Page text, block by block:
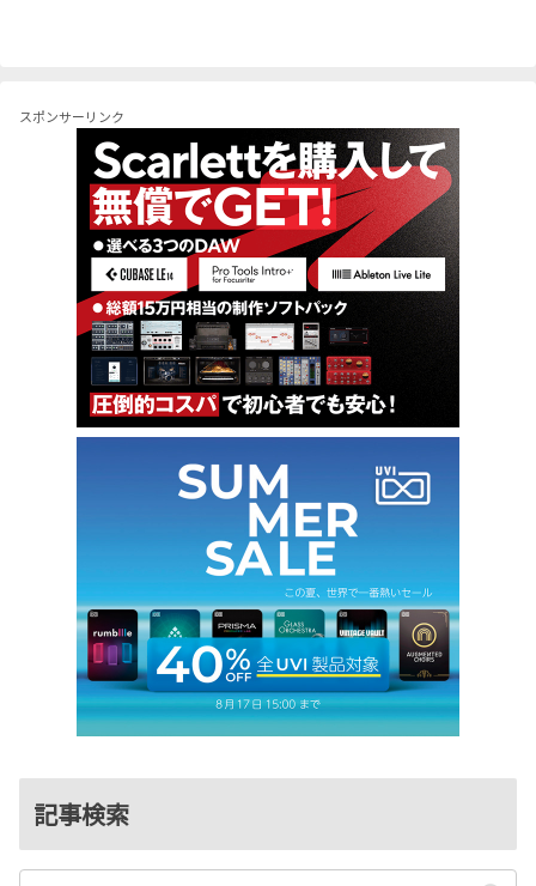
スポンサーリンク
記事検索